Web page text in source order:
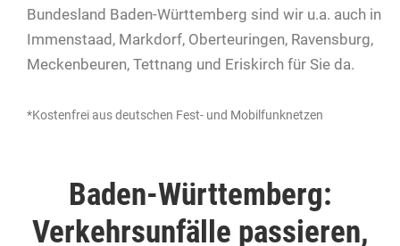
Bundesland Baden-Württemberg sind wir u.a. auch in
Immenstaad, Markdorf, Oberteuringen, Ravensburg,
Meckenbeuren, Tettnang und Eriskirch für Sie da.
*Kostenfrei aus deutschen Fest- und Mobilfunknetzen
Baden-Württemberg:
Verkehrsunfälle passieren,